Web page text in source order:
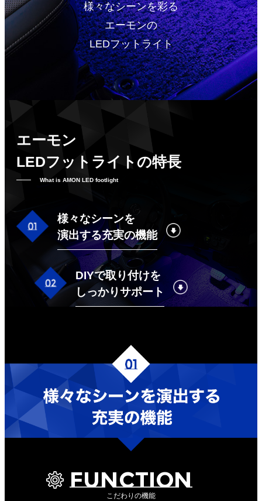
様々なシーンを彩る
エーモンの
LEDフットライト
エーモン
LEDフットライトの特長
What is AMON LED footlight
様々なシーンを
演出する充実の機能
DIYで取り付けを
しっかりサポート
FUNCTION
こだわりの機能